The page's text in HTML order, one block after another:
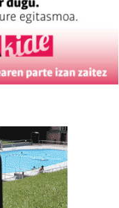
eta
teknologiaz
teknologia hori
diguzu.Gehiago